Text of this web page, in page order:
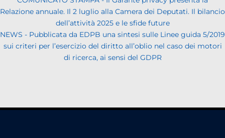
Relazione annuale. Il 2 luglio alla Camera dei Deputati. Il bilancio
dell’attività 2025 e le sfide future
NEWS - Pubblicata da EDPB una sintesi sulle Linee guida 5/2019
sui criteri per l’esercizio del diritto all’oblio nel caso dei motori
di ricerca, ai sensi del GDPR